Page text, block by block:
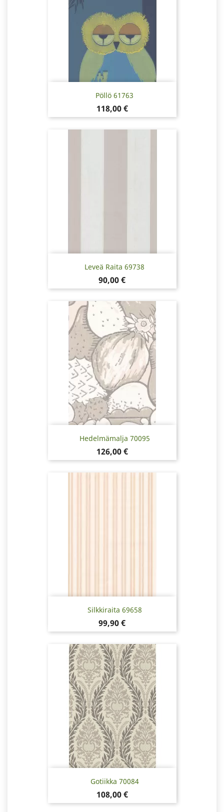
Pöllö 61763
Pris
118,00 €
Leveä Raita 69738
Pris
90,00 €
Hedelmämalja 70095
Pris
126,00 €
Silkkiraita 69658
Pris
99,90 €
Gotiikka 70084
Pris
108,00 €